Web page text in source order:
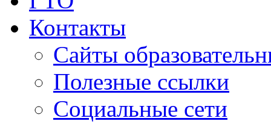
Контакты
Сайты
Полезные ссылки
Социальные сети